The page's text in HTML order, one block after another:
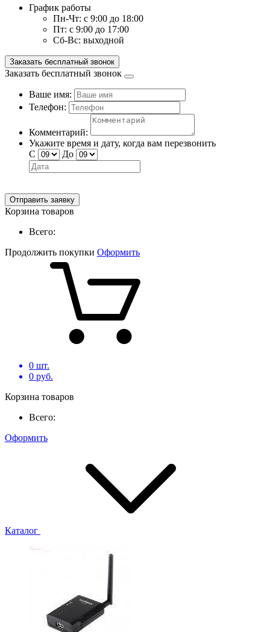
График работы
Пн-Чт: с 9:00 до 18:00
Пт: с 9:00 до 17:00
Сб-Вс: выходной
Заказать бесплатный звонок
Заказать бесплатный звонок
Ваше имя:
Телефон:
Комментарий:
Укажите время и дату, когда вам перезвонить
С
До
Отправить заявку
Корзина товаров
Всего:
Продолжить покупки Оформить
0 шт.
0 руб.
Корзина товаров
Всего:
Оформить
Каталог